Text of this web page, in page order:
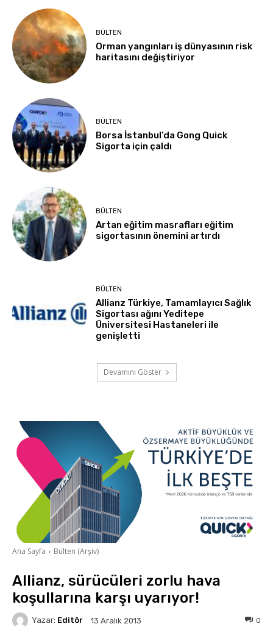
BÜLTEN
Orman yangınları iş dünyasının risk
haritasını değiştiriyor
BÜLTEN
Borsa İstanbul’da Gong Quick
Sigorta için çaldı
BÜLTEN
Artan eğitim masrafları eğitim
sigortasının önemini artırdı
BÜLTEN
Allianz Türkiye, Tamamlayıcı Sağlık
Sigortası ağını Yeditepe
Üniversitesi Hastaneleri ile
genişletti
Devamını Göster